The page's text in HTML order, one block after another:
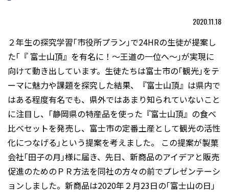
2020.11.18
２年生の探究学習｢市役所プラン｣で24HRの生徒が提案し
た｢『 富士山頂』を有名に！～王道の一位へ～｣が実現に
向けて動き出しています。生徒たちは富士市の｢観光｣をテ
ーマに魅力や課題を探究した結果、『富士山頂』は県内で
はある程度有名でも、県外ではあまり知られていないこと
に注目し、｢静岡県の特産品を使った『富士山頂』の食べ
比べセットを発売し、富士市の定番土産として観光の活性
化につなげる｣という提案を考えました。 この提案が製菓
会社｢田子の月｣様に届き、先日、新商品のアイデアと販売
促進のためのＰＲ方法を同社の方々の前でプレゼンテーシ
ョンしました。新商品は2020年２月23日の｢富士山の日｣